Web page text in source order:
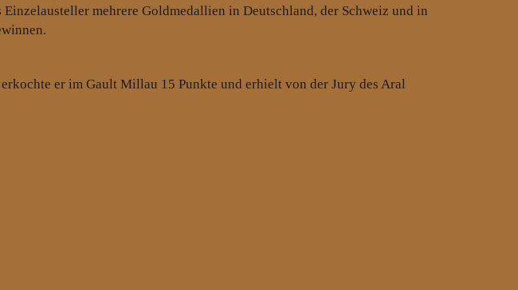
mehrere Goldmedallien in Deutschland, der Schweiz und in
er im Gault Millau 15 Punkte und erhielt von der Jury des Aral